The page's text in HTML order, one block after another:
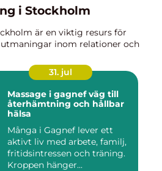
i Stockholm
är en viktig resurs för
inom relationer och
31. jul
Massage i gagnef väg till
återhämtning och hållbar
hälsa
Många i Gagnef lever ett
aktivt liv med arbete, familj,
fritidsintressen och träning.
Kroppen hänger...